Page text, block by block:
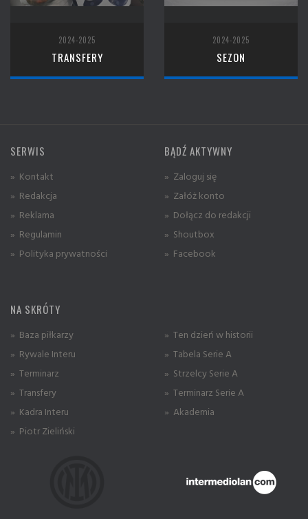
2024-2025
TRANSFERY
2024-2025
SEZON
SERWIS
» Kontakt
» Redakcja
» Reklama
» Regulamin
» Polityka prywatności
BĄDŹ AKTYWNY
» Zaloguj się
» Załóż konto
» Dołącz do redakcji
» Shoutbox
» Facebook
NA SKRÓTY
» Baza piłkarzy
» Rywale Interu
» Terminarz
» Transfery
» Kadra Interu
» Piotr Zieliński
» Ten dzień w historii
» Tabela Serie A
» Strzelcy Serie A
» Terminarz Serie A
» Akademia